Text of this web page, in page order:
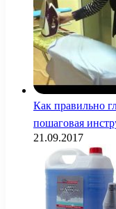
Как правильно
пошаговая
21.09.2017